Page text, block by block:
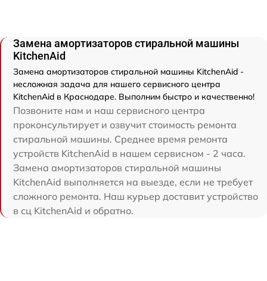
Замена амортизаторов стиральной машины
KitchenAid
Замена амортизаторов стиральной машины KitchenAid -
несложная задача для нашего сервисного центра
KitchenAid в Краснодаре. Выполним быстро и качественно!
Позвоните нам и наш сервисного центра
проконсультирует и озвучит стоимость ремонта
стиральной машины. Среднее время ремонта
устройств KitchenAid в нашем сервисном - 2 часа.
Замена амортизаторов стиральной машины
KitchenAid выполняется на выезде, если не требует
сложного ремонта. Наш курьер доставит устройство
в сц KitchenAid и обратно.